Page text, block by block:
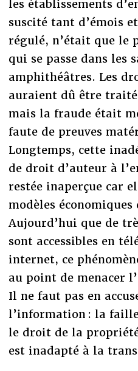
les établissements
suscité tant d’émois
régulé, n’était que le
qui se passe dans les
amphithéâtres. Les
auraient dû être
mais la fraude était
faute de preuves
Longtemps, cette
de droit d’auteur à
restée inaperçue car
modèles économiques
Aujourd’hui que de
sont accessibles en
internet, ce
au point de menacer
Il ne faut pas en
l’information : la
le droit de la
est inadapté à la